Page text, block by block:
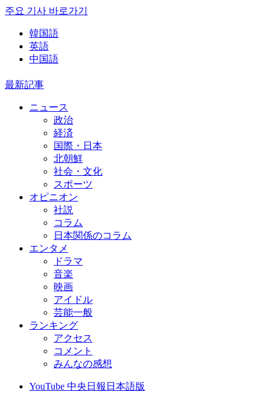
주요 기사 바로가기
韓国語
英語
中国語
最新記事
ニュース
政治
経済
国際・日本
北朝鮮
社会・文化
スポーツ
オピニオン
社説
コラム
日本関係のコラム
エンタメ
ドラマ
音楽
映画
アイドル
芸能一般
ランキング
アクセス
コメント
みんなの感想
YouTube 中央日報日本語版